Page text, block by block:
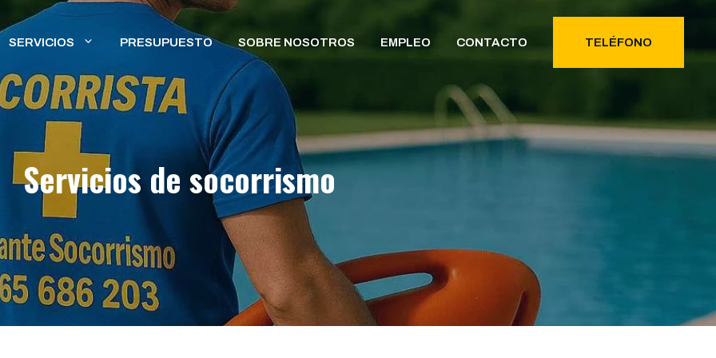
SERVICIOS PRESUPUESTO SOBRE NOSOTROS EMPLEO CONTACTO TELÉFONO
Servicios de socorrismo